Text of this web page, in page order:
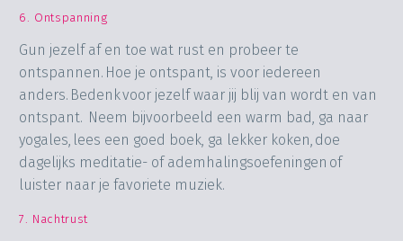
6. Ontspanning
Gun jezelf af en toe wat rust en probeer te
ontspannen. Hoe je ontspant, is voor iedereen
anders. Bedenk voor jezelf waar jij blij van wordt en van
ontspant. Neem bijvoorbeeld een warm bad, ga naar
yogales, lees een goed boek, ga lekker koken, doe
dagelijks meditatie- of ademhalingsoefeningen of
luister naar je favoriete muziek.
7. Nachtrust